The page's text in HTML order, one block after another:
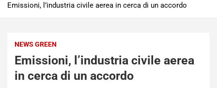
Emissioni, l’industria civile aerea in cerca di un accordo
NEWS GREEN
Emissioni, l’industria civile aerea
in cerca di un accordo